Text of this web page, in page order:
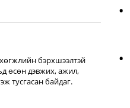
бэрхшээлтэй
өсөн дэвжих, ажил,
тусгасан байдаг.
•
•